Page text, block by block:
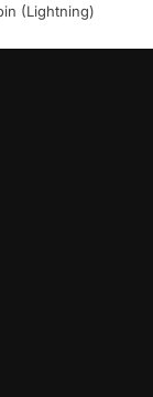
(Lightning)